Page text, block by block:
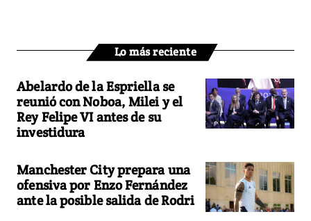
Lo más reciente
Abelardo de la Espriella se
reunió con Noboa, Milei y el
Rey Felipe VI antes de su
investidura
Manchester City prepara una
ofensiva por Enzo Fernández
ante la posible salida de Rodri